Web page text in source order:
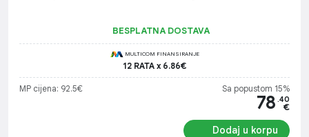
BESPLATNA DOSTAVA
MULTICOM FINANSIRANJE
12 RATA x 6.86€
MP cijena: 92.5€ Sa popustom 15%
78 .40
€
Dodaj u korpu